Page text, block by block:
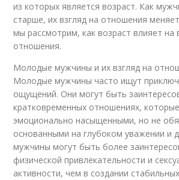
из которых является возраст. Как
старше, их взгляд на отношения
мы рассмотрим, как возраст влияет на
отношения.
Молодые мужчины и их взгляд на
Молодые мужчины часто ищут
ощущений. Они могут быть
кратковременных отношениях,
эмоционально насыщенными, но не
основанными на глубоком уважении и
мужчины могут быть более
физической привлекательности и
активности, чем в создании